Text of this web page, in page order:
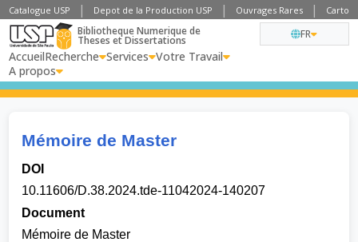
Catalogue USP Depot de la Production USP Ouvrages Rares
Bibliotheque Numerique de
Theses et Dissertations
AccueilRecherche Services Votre Travail
A propos
FR
Mémoire de Master
DOI
10.11606/D.38.2024.tde-11042024-140207
Document
Mémoire de Master